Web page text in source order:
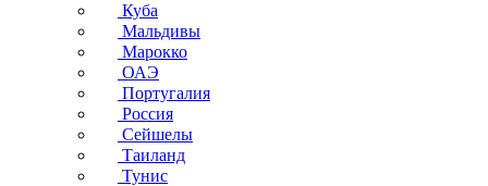
Куба
Мальдивы
Марокко
ОАЭ
Португалия
Россия
Сейшелы
Таиланд
Тунис